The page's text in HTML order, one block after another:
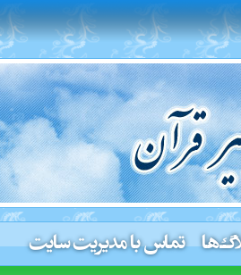
تماس با مدیریت سایت